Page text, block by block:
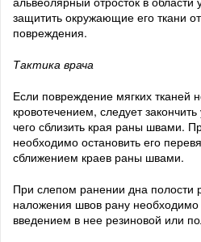
защитить окружающие его ткани
повреждения.
Тактика врача
Если повреждение мягких тканей
кровотечением, следует
чего сблизить края раны швами.
необходимо остановить его
сближением краев раны швами.
При слепом ранении дна полости
наложения швов рану
введением в нее резиновой или